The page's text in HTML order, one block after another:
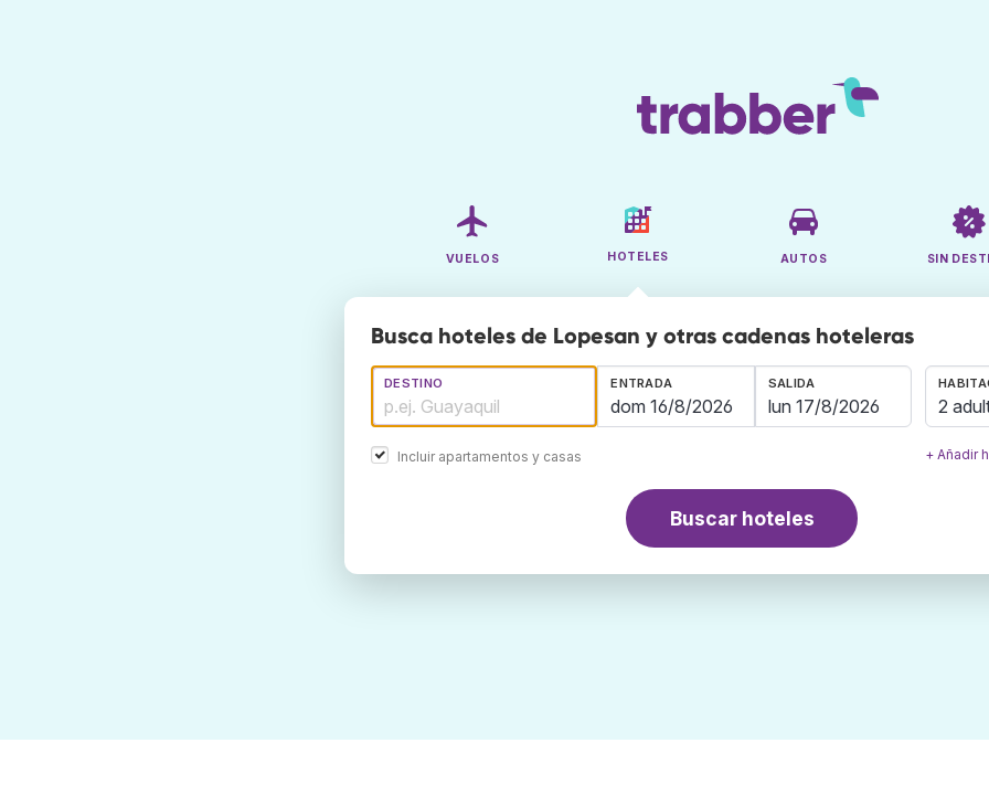
VUELOS HOTELES AUTOS SIN
Busca hoteles de Lopesan y otras cadenas hoteleras
DESTINO
Incluir apartamentos y casas
ENTRADA SALIDA
2
+ Añadir
Buscar hoteles